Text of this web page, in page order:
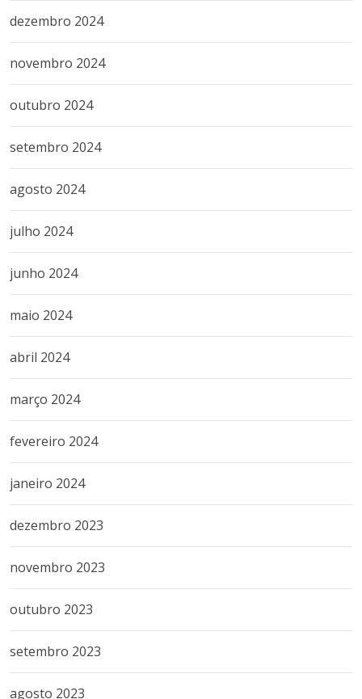
dezembro 2024
novembro 2024
outubro 2024
setembro 2024
agosto 2024
julho 2024
junho 2024
maio 2024
abril 2024
março 2024
fevereiro 2024
janeiro 2024
dezembro 2023
novembro 2023
outubro 2023
setembro 2023
agosto 2023